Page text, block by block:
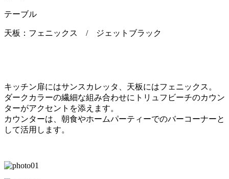
テーブル
天板：フェニックス / ジェットブラック
キッチン扉にはサンスカレッタ、天板にはフェニックス。
ダークカラーの繊細な組み合わせにトリュフビーチのカウン
ターがアクセントを添えます。
カウンターは、朝食やホームパーティーでのバーコーナーと
して活用します。